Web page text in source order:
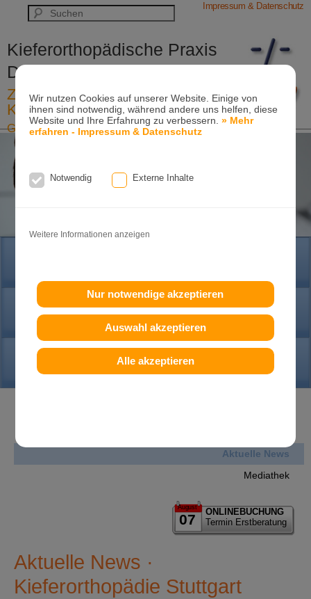
Wir nutzen Cookies auf unserer Website. Einige von
ihnen sind notwendig, während andere uns helfen, diese
Website und Ihre Erfahrung zu verbessern.» Mehr
erfahren - Impressum & Datenschutz
Notwendig Externe Inhalte
Weitere Informationen anzeigen
Nur notwendige akzeptieren
Auswahl akzeptieren
Alle akzeptieren
Impressum & Datenschutz
Kieferorthopädische Praxis
Dr. Konik & Kollegen
Zahn- und Kieferregulierungen für
Kinder und Erwachsene
Ganzheitliche-Kieferorthopädie
Erwachsenen-Kieferorthopädie
Tel. +49
PRAXIS
KONTAKT
Aktuelle News
Mediathek
August
07
ONLINEBUCHUNG
Termin Erstberatung
Aktuelle News ·
Kieferorthopädie Stuttgart